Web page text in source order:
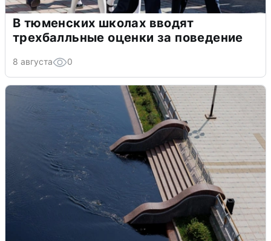
В тюменских школах вводят
трехбалльные оценки за поведение
8 августа 0